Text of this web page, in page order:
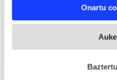
and set your preferences in
fitxategiak erabiltzen ditu.
esplizitua ematen diguzu.
Onartu